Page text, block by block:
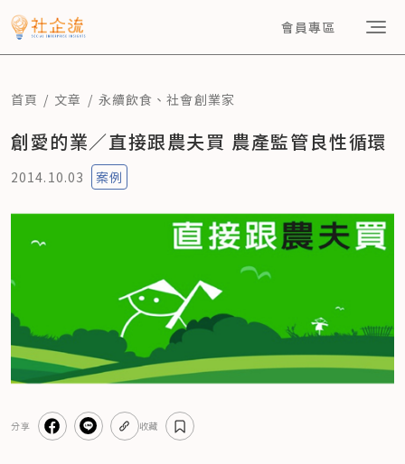
會員專區
首頁 文章 永續飲食 、社會創業家
創愛的業／直接跟農夫買 農產監管良性循環
2014.10.03 案例
分享 收藏